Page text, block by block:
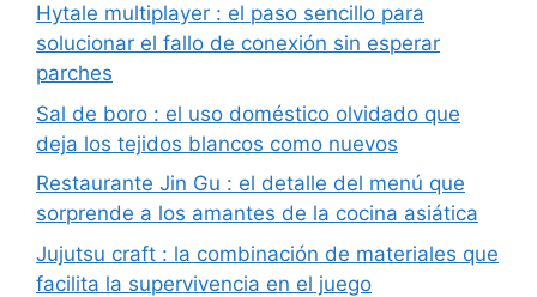
Hytale multiplayer : el paso sencillo para
solucionar el fallo de conexión sin esperar
parches
Sal de boro : el uso doméstico olvidado que
deja los tejidos blancos como nuevos
Restaurante Jin Gu : el detalle del menú que
sorprende a los amantes de la cocina asiática
Jujutsu craft : la combinación de materiales que
facilita la supervivencia en el juego